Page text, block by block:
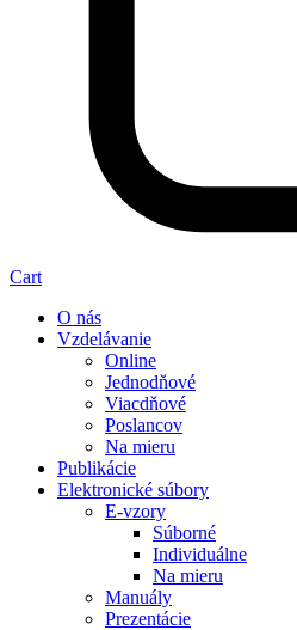
Cart
O nás
Vzdelávanie
Online
Jednodňové
Viacdňové
Poslancov
Na mieru
Publikácie
Elektronické súbory
E-vzory
Súborné
Individuálne
Na mieru
Manuály
Prezentácie